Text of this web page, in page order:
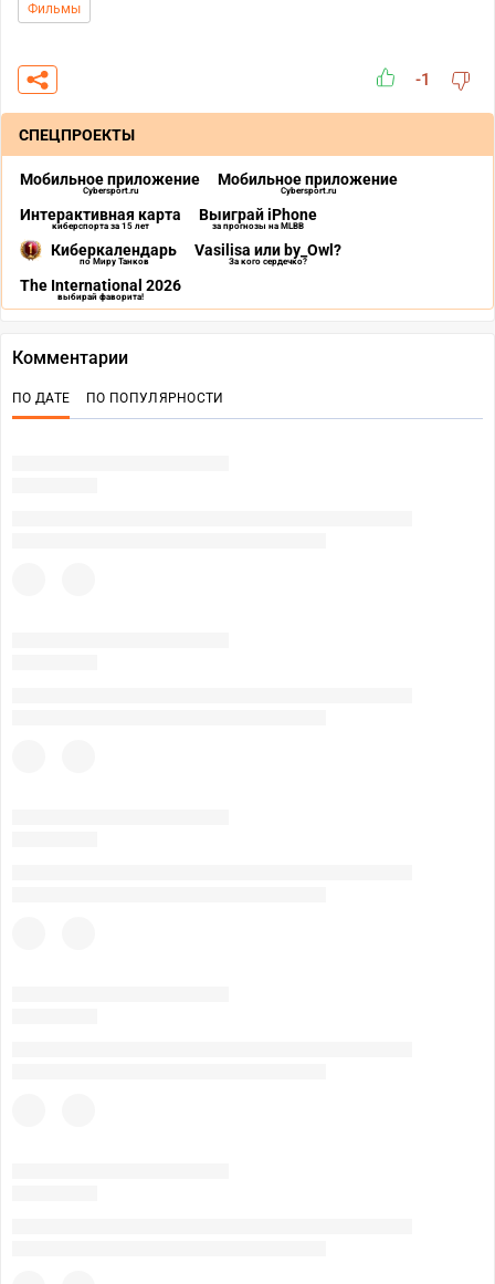
Фильмы
-1
СПЕЦПРОЕКТЫ
Мобильное приложение
Cybersport.ru
Мобильное приложение
Cybersport.ru
Интерактивная карта
киберспорта за 15 лет
Выиграй iPhone
за прогнозы на MLBB
Киберкалендарь
по Миру Танков
Vasilisa или by_Owl?
За кого сердечко?
The International 2026
выбирай фаворита!
Комментарии
ПО ДАТЕ ПО ПОПУЛЯРНОСТИ